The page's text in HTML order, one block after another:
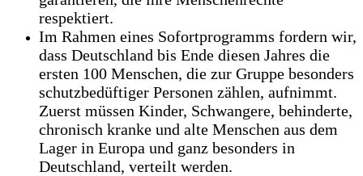
respektiert.
Im Rahmen eines Sofortprogramms fordern wir,
dass Deutschland bis Ende diesen Jahres die
ersten 100 Menschen, die zur Gruppe besonders
schutzbedüftiger Personen zählen, aufnimmt.
Zuerst müssen Kinder, Schwangere, behinderte,
chronisch kranke und alte Menschen aus dem
Lager in Europa und ganz besonders in
Deutschland, verteilt werden.